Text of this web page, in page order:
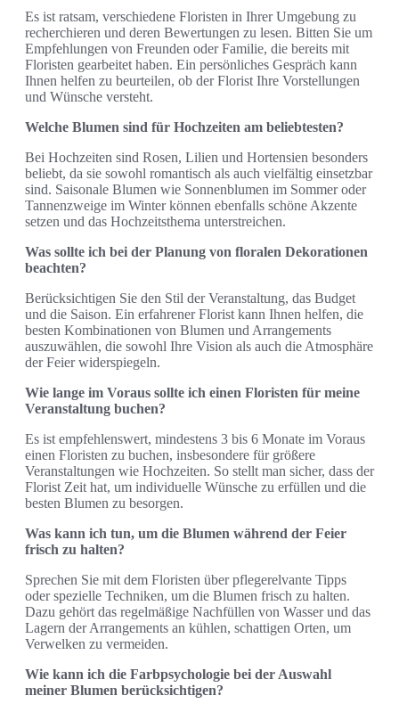
Es ist ratsam, verschiedene Floristen in Ihrer Umgebung zu
recherchieren und deren Bewertungen zu lesen. Bitten Sie um
Empfehlungen von Freunden oder Familie, die bereits mit
Floristen gearbeitet haben. Ein persönliches Gespräch kann
Ihnen helfen zu beurteilen, ob der Florist Ihre Vorstellungen
und Wünsche versteht.
Welche Blumen sind für Hochzeiten am beliebtesten?
Bei Hochzeiten sind Rosen, Lilien und Hortensien besonders
beliebt, da sie sowohl romantisch als auch vielfältig einsetzbar
sind. Saisonale Blumen wie Sonnenblumen im Sommer oder
Tannenzweige im Winter können ebenfalls schöne Akzente
setzen und das Hochzeitsthema unterstreichen.
Was sollte ich bei der Planung von floralen Dekorationen
beachten?
Berücksichtigen Sie den Stil der Veranstaltung, das Budget
und die Saison. Ein erfahrener Florist kann Ihnen helfen, die
besten Kombinationen von Blumen und Arrangements
auszuwählen, die sowohl Ihre Vision als auch die Atmosphäre
der Feier widerspiegeln.
Wie lange im Voraus sollte ich einen Floristen für meine
Veranstaltung buchen?
Es ist empfehlenswert, mindestens 3 bis 6 Monate im Voraus
einen Floristen zu buchen, insbesondere für größere
Veranstaltungen wie Hochzeiten. So stellt man sicher, dass der
Florist Zeit hat, um individuelle Wünsche zu erfüllen und die
besten Blumen zu besorgen.
Was kann ich tun, um die Blumen während der Feier
frisch zu halten?
Sprechen Sie mit dem Floristen über pflegerelvante Tipps
oder spezielle Techniken, um die Blumen frisch zu halten.
Dazu gehört das regelmäßige Nachfüllen von Wasser und das
Lagern der Arrangements an kühlen, schattigen Orten, um
Verwelken zu vermeiden.
Wie kann ich die Farbpsychologie bei der Auswahl
meiner Blumen berücksichtigen?